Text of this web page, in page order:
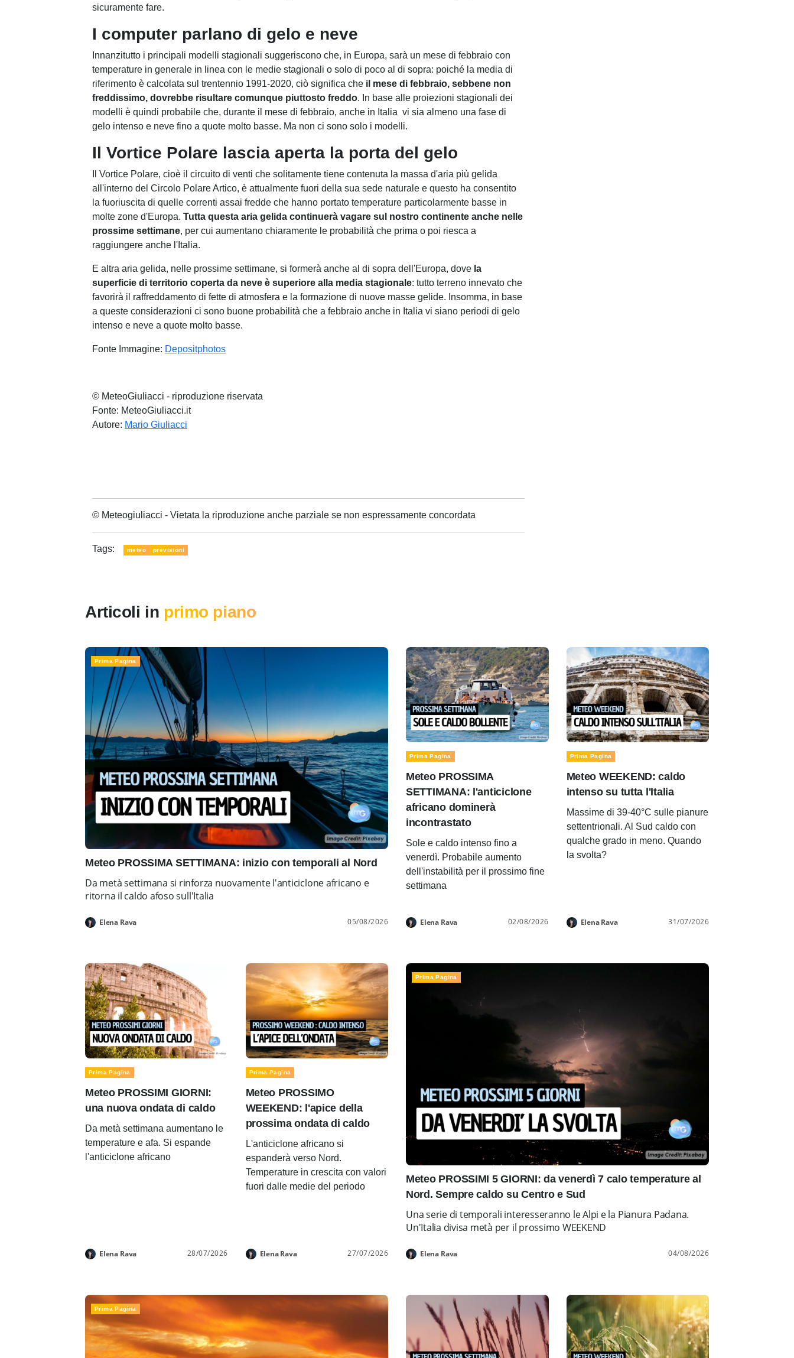
sicuramente fare.
I computer parlano di gelo e neve
Innanzitutto i principali modelli stagionali suggeriscono che, in Europa, sarà un mese di febbraio con
temperature in generale in linea con le medie stagionali o solo di poco al di sopra: poiché la media di
riferimento è calcolata sul trentennio 1991-2020, ciò significa che il mese di febbraio, sebbene non
freddissimo, dovrebbe risultare comunque piuttosto freddo. In base alle proiezioni stagionali dei
modelli è quindi probabile che, durante il mese di febbraio, anche in Italia vi sia almeno una fase di
gelo intenso e neve fino a quote molto basse. Ma non ci sono solo i modelli.
Il Vortice Polare lascia aperta la porta del gelo
Il Vortice Polare, cioè il circuito di venti che solitamente tiene contenuta la massa d'aria più gelida
all'interno del Circolo Polare Artico, è attualmente fuori della sua sede naturale e questo ha consentito
la fuoriuscita di quelle correnti assai fredde che hanno portato temperature particolarmente basse in
molte zone d'Europa. Tutta questa aria gelida continuerà vagare sul nostro continente anche nelle
prossime settimane, per cui aumentano chiaramente le probabilità che prima o poi riesca a
raggiungere anche l'Italia.
E altra aria gelida, nelle prossime settimane, si formerà anche al di sopra dell'Europa, dove la
superficie di territorio coperta da neve è superiore alla media stagionale: tutto terreno innevato che
favorirà il raffreddamento di fette di atmosfera e la formazione di nuove masse gelide. Insomma, in base
a queste considerazioni ci sono buone probabilità che a febbraio anche in Italia vi siano periodi di gelo
intenso e neve a quote molto basse.
Fonte Immagine: Depositphotos
© MeteoGiuliacci - riproduzione riservata
Fonte: MeteoGiuliacci.it
Autore: Mario Giuliacci
© Meteogiuliacci - Vietata la riproduzione anche parziale se non espressamente concordata
Tags: meteo previsioni
Articoli in primo piano
Prima Pagina
Meteo PROSSIMA SETTIMANA: inizio con temporali al Nord
Da metà settimana si rinforza nuovamente l'anticiclone africano e
ritorna il caldo afoso sull'Italia
Elena Rava 05/08/2026
Prima Pagina
Meteo PROSSIMA
SETTIMANA: l'anticiclone
africano dominerà
incontrastato
Sole e caldo intenso fino a
venerdì. Probabile aumento
dell'instabilità per il prossimo fine
settimana
Elena Rava 02/08/2026
Prima Pagina
Meteo WEEKEND: caldo
intenso su tutta l'Italia
Massime di 39-40°C sulle pianure
settentrionali. Al Sud caldo con
qualche grado in meno. Quando
la svolta?
Elena Rava 31/07/2026
Prima Pagina
Meteo PROSSIMI GIORNI:
una nuova ondata di caldo
Da metà settimana aumentano le
temperature e afa. Si espande
l'anticiclone africano
Elena Rava 28/07/2026
Prima Pagina
Meteo PROSSIMO
WEEKEND: l'apice della
prossima ondata di caldo
L'anticiclone africano si
espanderà verso Nord.
Temperature in crescita con valori
fuori dalle medie del periodo
Elena Rava 27/07/2026
Prima Pagina
Meteo PROSSIMI 5 GIORNI: da venerdì 7 calo temperature al
Nord. Sempre caldo su Centro e Sud
Una serie di temporali interesseranno le Alpi e la Pianura Padana.
Un'Italia divisa metà per il prossimo WEEKEND
Elena Rava 04/08/2026
Prima Pagina